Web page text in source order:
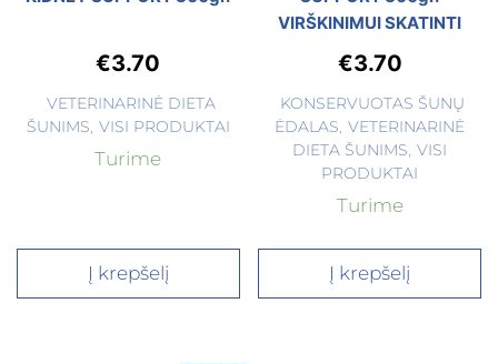
€3.70
VETERINARINĖ DIETA
ŠUNIMS VISI PRODUKTAI
Turime
Į krepšelį
VIRŠKINIMUI SKATINTI
€3.70
KONSERVUOTAS ŠUNŲ
ĖDALAS VETERINARINĖ
DIETA ŠUNIMS VISI
PRODUKTAI
Turime
Į krepšelį